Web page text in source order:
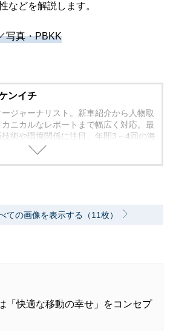
などを解説します。
写真・PBKK
ンイチ
ージャーナリスト。新車紹介から人物取
ニカルなレポートまで幅広く対応。最
技術や環境関係に注目。年間3～4回の海
ターショー取材を実施。レース経験あ
ての画像を表示する（11枚）
「快適な移動の幸せ」をコンセプ